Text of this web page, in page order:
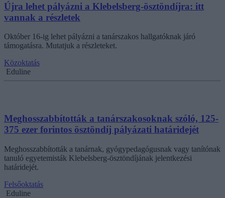
Újra lehet pályázni a Klebelsberg-ösztöndíjra: itt
vannak a részletek
Október 16-ig lehet pályázni a tanárszakos hallgatóknak járó
támogatásra. Mutatjuk a részleteket.
Közoktatás
Eduline
Meghosszabbították a tanárszakosoknak szóló, 125-
375 ezer forintos ösztöndíj pályázati határidejét
Meghosszabbították a tanárnak, gyógypedagógusnak vagy tanítónak
tanuló egyetemisták Klebelsberg-ösztöndíjának jelentkezési
határidejét.
Felsőoktatás
Eduline